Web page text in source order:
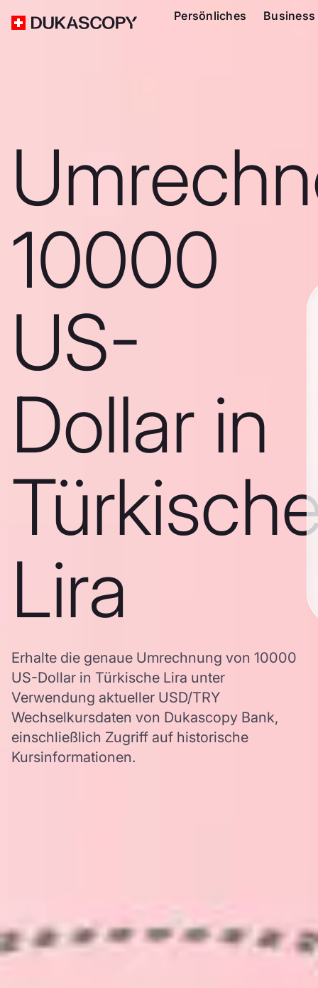
Persönliches Business
10000
US-
Dollar in
Lira
Erhalte die genaue Umrechnung von 10000
US-Dollar in Türkische Lira unter
Verwendung aktueller USD/TRY
Wechselkursdaten von Dukascopy Bank,
einschließlich Zugriff auf historische
Kursinformationen.